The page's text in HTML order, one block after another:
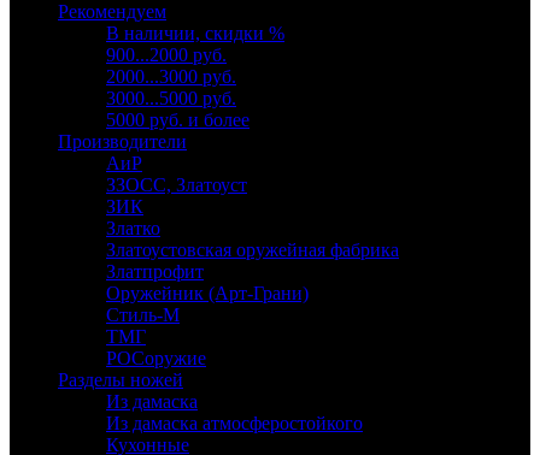
Рекомендуем
В наличии, скидки %
900...2000 руб.
2000...3000 руб.
3000...5000 руб.
5000 руб. и более
Производители
АиР
ЗЗОСС, Златоуст
ЗИК
Златко
Златоустовская оружейная фабрика
Златпрофит
Оружейник (Арт-Грани)
Стиль-М
ТМГ
РОСоружие
Разделы ножей
Из дамаска
Из дамаска атмосферостойкого
Кухонные